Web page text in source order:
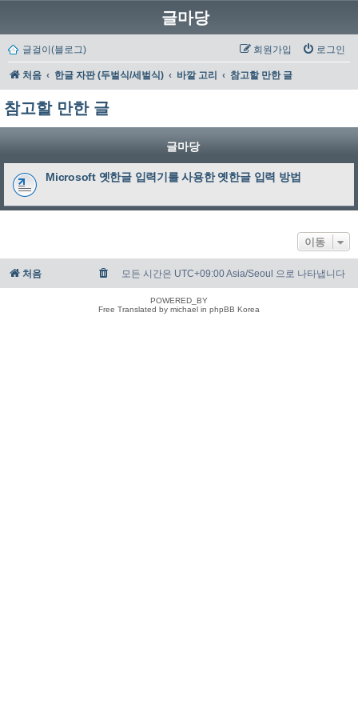
글마당
글걸이(블로그) 로그인
회원가입
처음 한글 자판 (두벌식/세벌식) 바깥 고리 참고할 만한 글
참고할 만한 글
글마당
Microsoft 옛한글 입력기를 사용한 옛한글 입력 방법
이동
처음 모든 시간은 UTC+09:00 Asia/Seoul 으로 나타냅니다
POWERED_BY
Free Translated by michael in phpBB Korea